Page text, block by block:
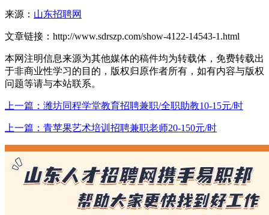
来源： 山东招聘网
文章链接： http://www.sdrszp.com/show-4122-14543-1.html
本网注明信息来源为其他媒体的稿件均为转载体，免费转载出
于非商业性学习的目的，版权归原作者所有，如有内容与版权
问题等请与本站联系。
上一篇：潍坊同程学堂教育招聘兼职/全职助教10-15元/时
上一篇：青苹果艺术培训招聘兼职老师20-150元/时